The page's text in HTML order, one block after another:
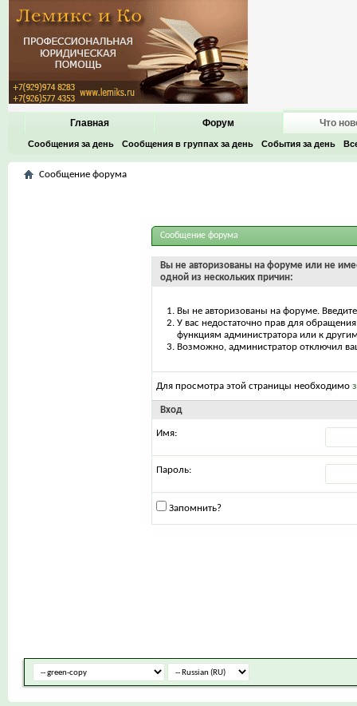
Главная Форум Что
Сообщения за день Сообщения в группах за день События за день
Сообщение форума
Сообщение форума
Вы не авторизованы на форуме или не
одной из нескольких причин:
Вы не авторизованы на форуме.
У вас недостаточно прав для
функциям администратора или к
Возможно, администратор отключил
Для просмотра этой страницы необходимо
Вход
Имя:
Пароль:
Запомнить?